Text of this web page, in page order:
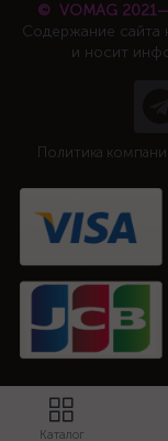
Каталог
© VOMAG
Содержание сайта
и носит
Политика